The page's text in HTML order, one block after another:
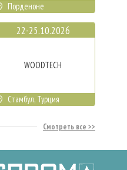
Порденоне
22-25.10.2026
WOODTECH
Стамбул, Турция
Смотреть все